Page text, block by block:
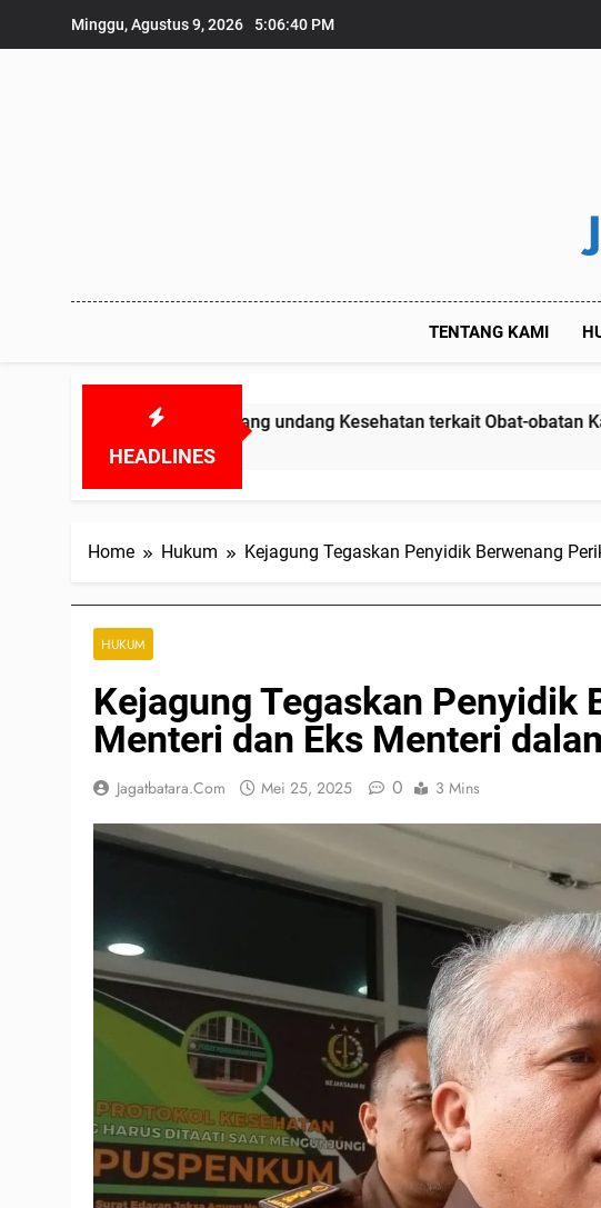
Minggu, Agustus 9, 2026 5:06:41 PM
TENTANG KAMI
HEADLINES
Undang undang Kesehatan terkait Obat-obatan Kadaluarsa dan
Home Hukum Kejagung Tegaskan Penyidik Berwenang
HUKUM
Kejagung Tegaskan Penyidik
Menteri dan Eks Menteri
Jagatbatara.com Mei 25, 2025 0 3 Mins